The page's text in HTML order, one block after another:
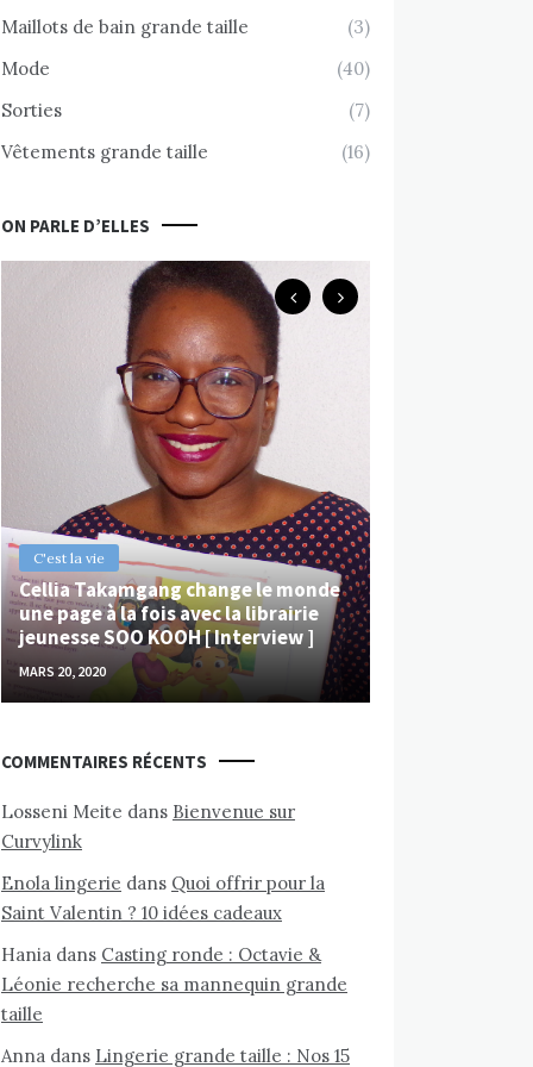
Maillots de bain grande taille
(3)
Mode
(40)
Sorties
(7)
Vêtements grande taille
(16)
ON PARLE D’ELLES
C'est la vie
Cellia Takamgang change le monde
une page à la fois avec la librairie
jeunesse SOO KOOH [ Interview ]
MARS 20, 2020
COMMENTAIRES RÉCENTS
Losseni Meite dans Bienvenue sur
Curvylink
Enola lingerie dans Quoi offrir pour la
Saint Valentin ? 10 idées cadeaux
Hania dans Casting ronde : Octavie &
Léonie recherche sa mannequin grande
taille
Anna dans Lingerie grande taille : Nos 15